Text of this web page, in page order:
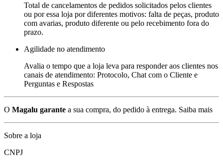
Total de cancelamentos de pedidos solicitados pelos clientes
ou por essa loja por diferentes motivos: falta de peças, produto
com avarias, produto diferente ou pelo recebimento fora do
prazo.
Agilidade no atendimento
Avalia o tempo que a loja leva para responder aos clientes nos
canais de atendimento: Protocolo, Chat com o Cliente e
Perguntas e Respostas
O Magalu garante a sua compra, do pedido à entrega. Saiba mais
Sobre a loja
CNPJ